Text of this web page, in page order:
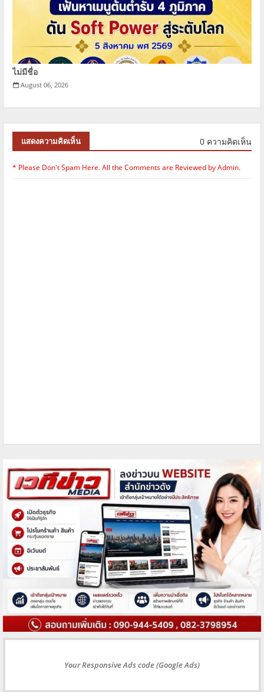
ไม่มีชื่อ
August 06, 2026
แสดงความคิดเห็น 0 ความคิดเห็น
* Please Don't Spam Here. All the Comments are Reviewed by Admin.
Your Responsive Ads code (Google Ads)